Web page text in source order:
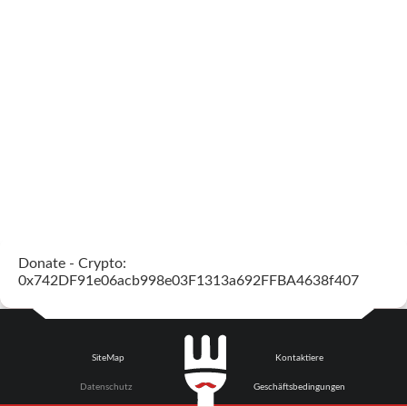
Donate - Crypto:
0x742DF91e06acb998e03F1313a692FFBA4638f407
SiteMap
Datenschutz
Kontaktiere
Geschäftsbedingungen